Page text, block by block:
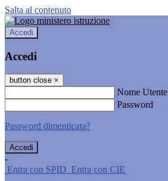
Salta al contenuto
Accedi
Accedi
button close ×
Nome Utente
Password
Password dimenticata?
-
Entra con SPID Entra con CIE